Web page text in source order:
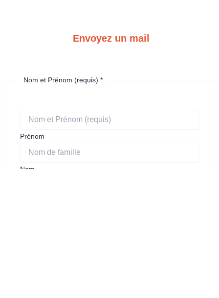
Envoyez un mail
PrénomNom et Prénom (requis) *
Prénom
Nom